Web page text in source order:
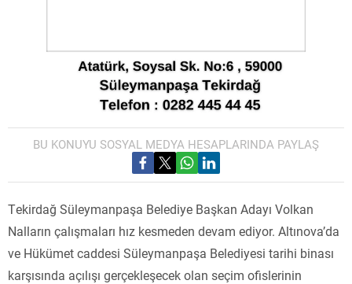
BU KONUYU SOSYAL MEDYA HESAPLARINDA PAYLAŞ
Tekirdağ Süleymanpaşa Belediye Başkan Adayı Volkan
Nalların çalışmaları hız kesmeden devam ediyor. Altınova’da
ve Hükümet caddesi Süleymanpaşa Belediyesi tarihi binası
karşısında açılışı gerçekleşecek olan seçim ofislerinin